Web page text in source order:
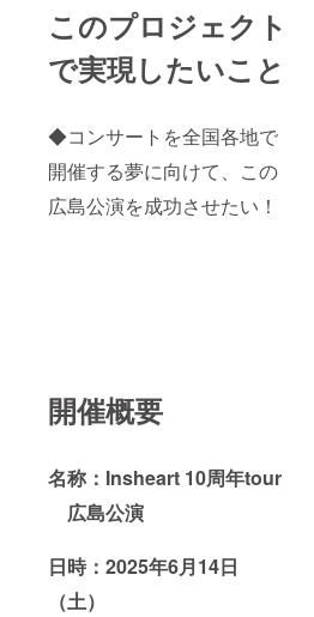
このプロジェクト
で実現したいこと
◆コンサートを全国各地で
開催する夢に向けて、この
広島公演を成功させたい！
開催概要
名称：Insheart 10周年tour
広島公演
日時：2025年6月14日
（土）